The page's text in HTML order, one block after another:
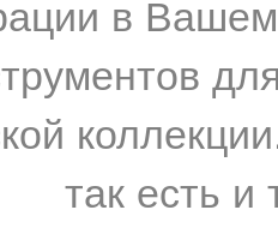
в
так есть и